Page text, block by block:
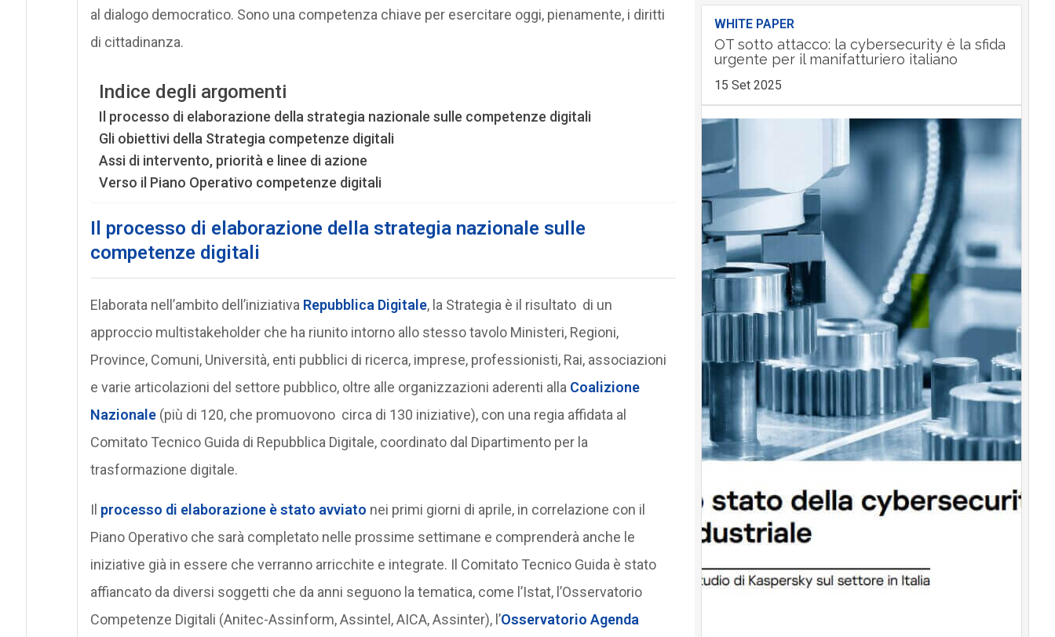
al dialogo democratico. Sono una competenza chiave per esercitare oggi, pienamente, i diritti
di cittadinanza.
Indice degli argomenti
Il processo di elaborazione della strategia nazionale sulle competenze digitali
Gli obiettivi della Strategia competenze digitali
Assi di intervento, priorità e linee di azione
Verso il Piano Operativo competenze digitali
Il processo di elaborazione della strategia nazionale sulle
competenze digitali
Elaborata nell’ambito dell’iniziativa Repubblica Digitale, la Strategia è il risultato di un
approccio multistakeholder che ha riunito intorno allo stesso tavolo Ministeri, Regioni,
Province, Comuni, Università, enti pubblici di ricerca, imprese, professionisti, Rai, associazioni
e varie articolazioni del settore pubblico, oltre alle organizzazioni aderenti alla Coalizione
Nazionale(più di 120, che promuovono circa di 130 iniziative), con una regia affidata al
Comitato Tecnico Guida di Repubblica Digitale, coordinato dal Dipartimento per la
trasformazione digitale.
Il processo di elaborazione è stato avviato nei primi giorni di aprile, in correlazione con il
Piano Operativo che sarà completato nelle prossime settimane e comprenderà anche le
iniziative già in essere che verranno arricchite e integrate. Il Comitato Tecnico Guida è stato
affiancato da diversi soggetti che da anni seguono la tematica, come l’Istat, l’Osservatorio
Competenze Digitali (Anitec-Assinform, Assintel, AICA, Assinter), l’Osservatorio Agenda
WHITE PAPER
OT sotto attacco: la cybersecurity è la sfida
urgente per il manifatturiero italiano
15 Set 2025